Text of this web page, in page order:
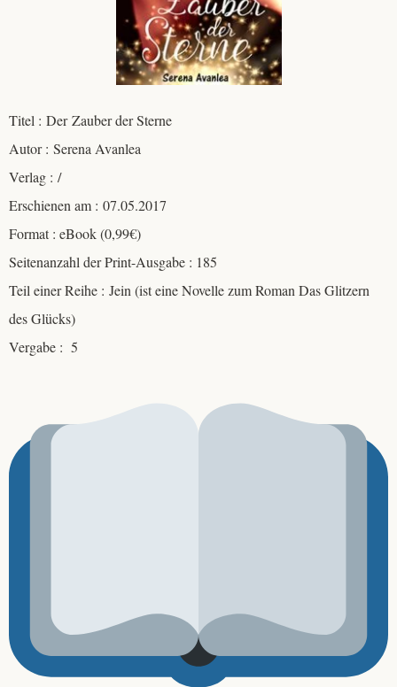
Titel : Der Zauber der Sterne
Autor : Serena Avanlea
Verlag : /
Erschienen am : 07.05.2017
Format : eBook (0,99€)
Seitenanzahl der Print-Ausgabe : 185
Teil einer Reihe : Jein (ist eine Novelle zum Roman Das Glitzern
des Glücks)
Vergabe : 5